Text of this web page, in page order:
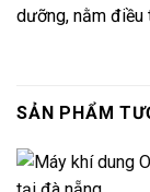
dưỡng, nằm điều
SẢN PHẨM